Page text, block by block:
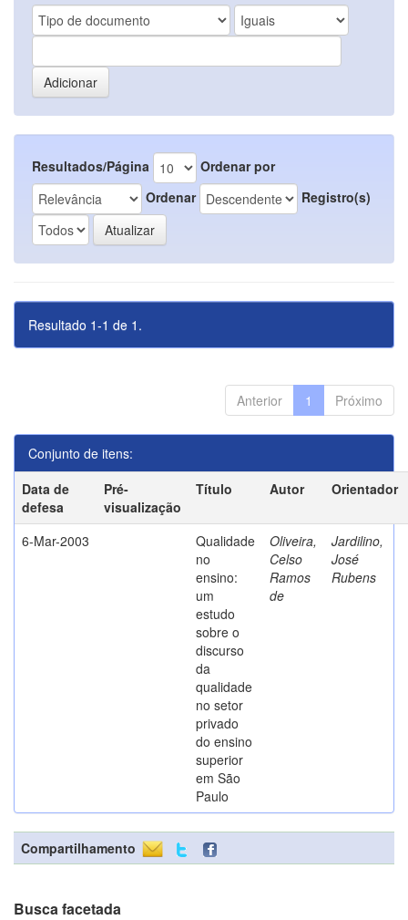
Resultados/Página
Ordenar por
Ordenar
Registro(s)
Resultado 1-1 de 1.
Anterior 1 Próximo
Conjunto de itens:
Data de
defesa
Pré-
visualização
Título Autor Orientador
6-Mar-2003
Qualidade
no
ensino:
um
estudo
sobre o
discurso
da
qualidade
no setor
privado
do ensino
superior
em São
Paulo
Oliveira,
Celso
Ramos
de
Jardilino,
José
Rubens
Compartilhamento
Busca facetada